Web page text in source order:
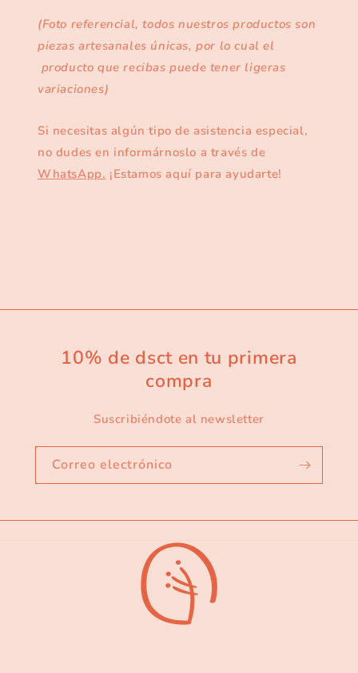
(Foto referencial, todos nuestros productos son
piezas artesanales únicas, por lo cual el
producto que recibas puede tener ligeras
variaciones)
Si necesitas algún tipo de asistencia especial,
no dudes en informárnoslo a través de
WhatsApp. ¡Estamos aquí para ayudarte!
10% de dsct en tu primera
compra
Suscribiéndote al newsletter
Correo electrónico